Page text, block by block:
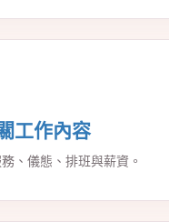
工作內容
、儀態、排班與薪資。